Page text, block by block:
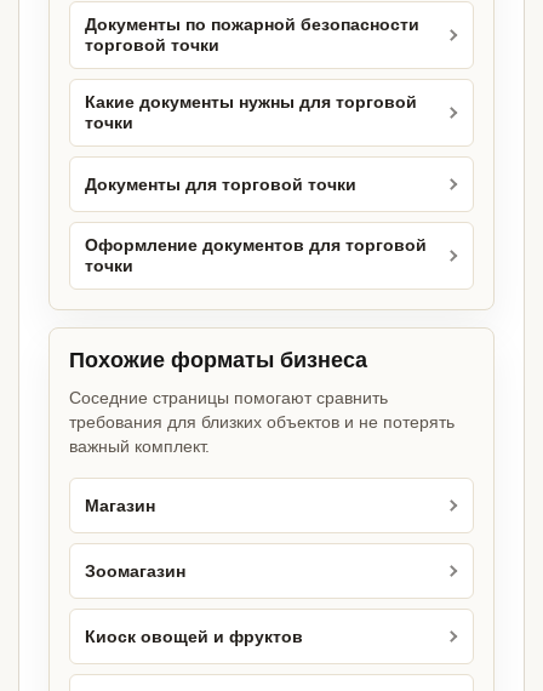
Документы по пожарной безопасности
торговой точки
Какие документы нужны для торговой
точки
Документы для торговой точки
Оформление документов для торговой
точки
Похожие форматы бизнеса
Соседние страницы помогают сравнить
требования для близких объектов и не потерять
важный комплект.
Магазин
Зоомагазин
Киоск овощей и фруктов